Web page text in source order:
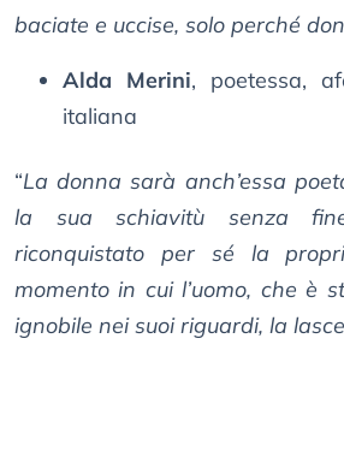
baciate e uccise, solo perché
Alda Merini, poetessa,
italiana
“La donna sarà anch’essa
la sua schiavitù senza
riconquistato per sé la
momento in cui l’uomo, che è
ignobile nei suoi riguardi, la